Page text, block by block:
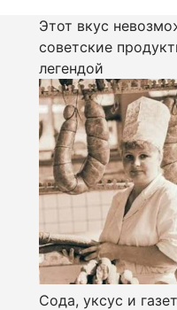
Этот вкус
советские
легендой
Сода, уксус и